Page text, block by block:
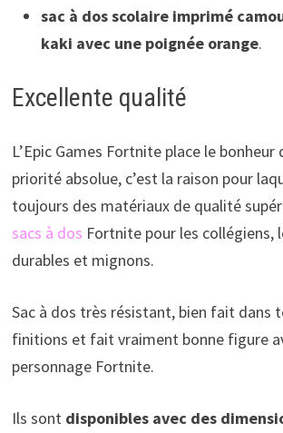
sac à dos scolaire imprimé
kaki avec une poignée orange.
Excellente qualité
L’Epic Games Fortnite place le bonheur
priorité absolue, c’est la raison pour
toujours des matériaux de qualité
sacs à dos Fortnite pour les collégiens,
durables et mignons.
Sac à dos très résistant, bien fait dans
finitions et fait vraiment bonne figure
personnage Fortnite.
Ils sont disponibles avec des